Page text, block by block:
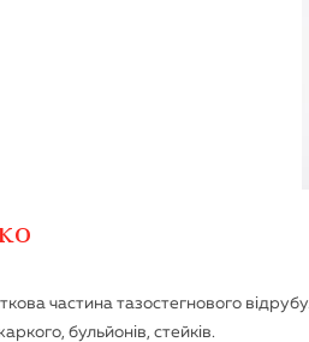
частина тазостегнового
бульйонів, стейків.